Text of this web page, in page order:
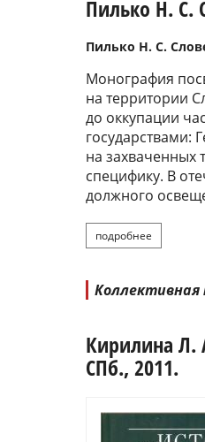
Пилько Н. С.
Пилько Н. С.
Монография
на территории
до оккупации
государствами:
на
специфику. В
должного
подробнее
Кирилина Л.
СПб., 2011.